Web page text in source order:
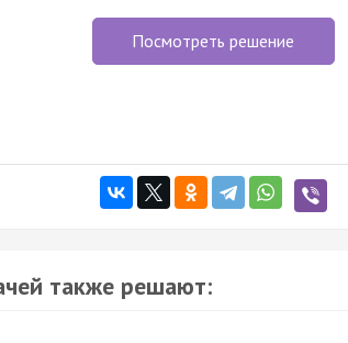
Посмотреть решение
также решают: